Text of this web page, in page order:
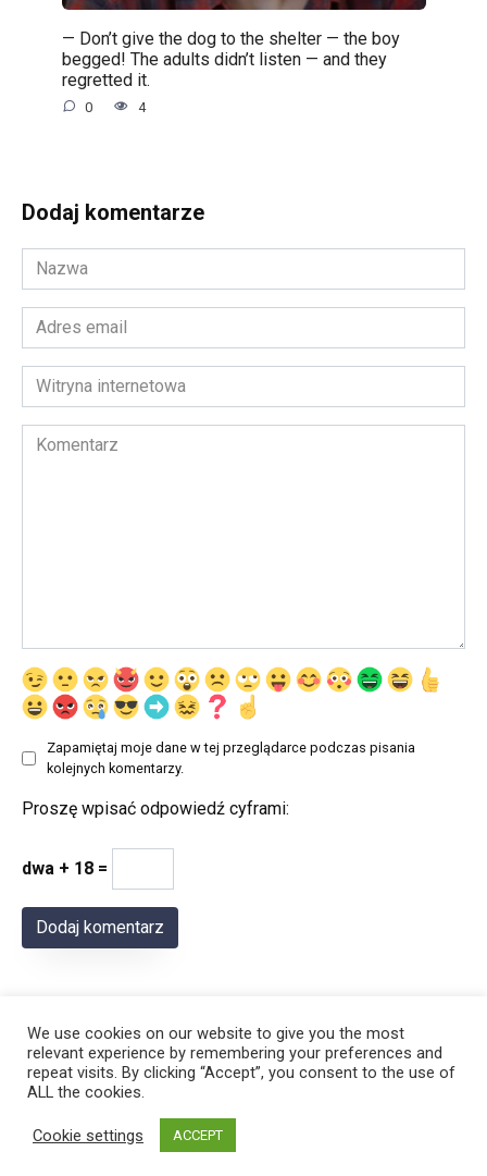
— Don’t give the dog to the shelter — the boy
begged! The adults didn’t listen — and they
regretted it.
0 4
Dodaj komentarze
Nazwa
*
Adres
email
*Witryna
internetowa
Komentarz
Zapamiętaj moje dane w tej przeglądarce podczas pisania
kolejnych komentarzy.
Proszę wpisać odpowiedź cyframi:
dwa + 18 =
We use cookies on our website to give you the most
relevant experience by remembering your preferences and
repeat visits. By clicking “Accept”, you consent to the use of
ALL the cookies.
Cookie settings ACCEPT